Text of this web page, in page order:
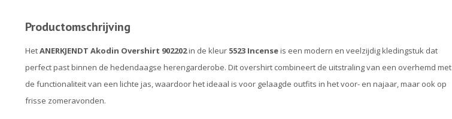
Productomschrijving
HetANERKJENDT Akodin Overshirt 902202in de kleur 5523 Incenseis een modern en veelzijdig kledingstuk dat
perfect past binnen de hedendaagse herengarderobe. Dit overshirt combineert de uitstraling van een overhemd met
de functionaliteit van een lichte jas, waardoor het ideaal is voor gelaagde outfits in het voor- en najaar, maar ook op
frisse zomeravonden.